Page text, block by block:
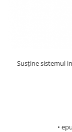
Susține sistemul
•